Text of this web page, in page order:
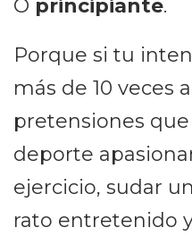
O principiante.
Porque si tu
más de 10 veces
pretensiones
deporte
ejercicio, sudar
rato entretenido